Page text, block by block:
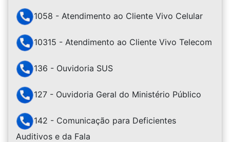
1058 - Atendimento ao Cliente Vivo Celular
10315 - Atendimento ao Cliente Vivo Telecom
136 - Ouvidoria SUS
127 - Ouvidoria Geral do Ministério Público
142 - Comunicação para Deficientes
Auditivos e da Fala